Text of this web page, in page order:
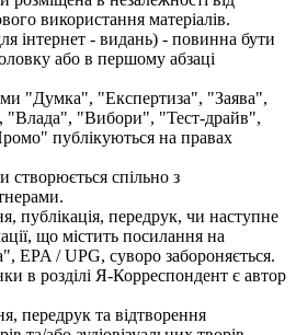
використання матеріалів.
інтернет - видань) - повинна бути
або в першому абзаці
"Думка", "Експертиза", "Заява",
"Влада", "Вибори", "Тест-драйв",
публікуються на правах
створюється спільно з
публікація, передрук, чи наступне
що містить посилання на
EPA / UPG, суворо забороняється.
в розділі Я-Корреспондент є автор
передрук та відтворення